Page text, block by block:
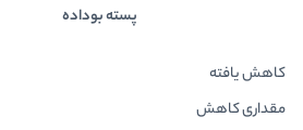
پسته بوداده
کاهش یافته
مقداری کاهش